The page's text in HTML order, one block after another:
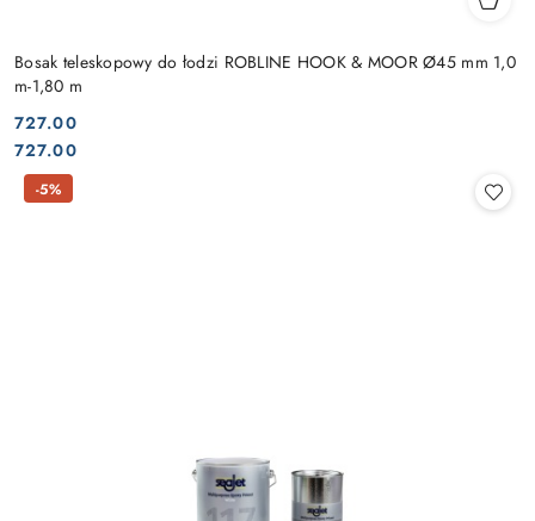
Bosak teleskopowy do łodzi ROBLINE HOOK & MOOR Ø45 mm 1,0
m-1,80 m
Cena:
727.00
Cena:
727.00
-5%